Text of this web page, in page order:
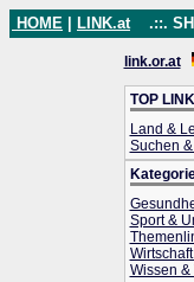
HOME LINK.at .::.
link.or.at
TOP LINK
Land &
Suchen
Sport &
Wissen &